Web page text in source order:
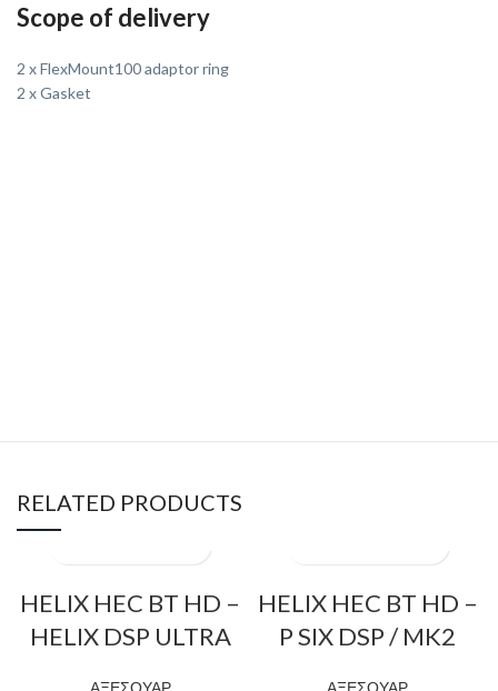
Scope of delivery
2 x FlexMount100 adaptor ring
2 x Gasket
RELATED PRODUCTS
HELIX HEC BT HD –
HELIX DSP ULTRA
ΑΞΕΣΟΥΑΡ
HELIX HEC BT HD –
P SIX DSP / MK2
ΑΞΕΣΟΥΑΡ